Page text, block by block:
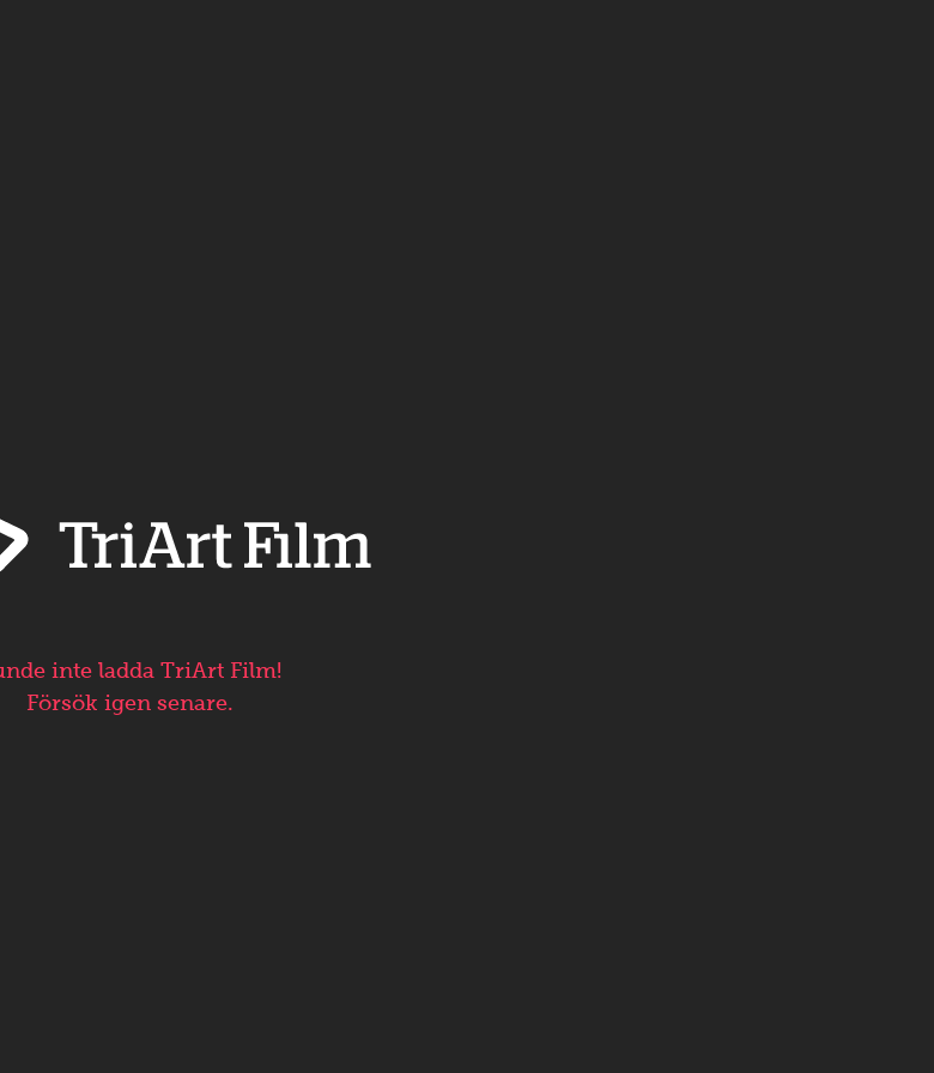
inte ladda TriArt Film!
Försök igen senare.